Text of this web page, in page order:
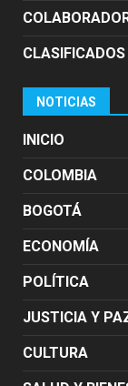
CLASIFICADOS
NOTICIAS
INICIO
COLOMBIA
BOGOTÁ
ECONOMÍA
POLÍTICA
JUSTICIA Y
CULTURA